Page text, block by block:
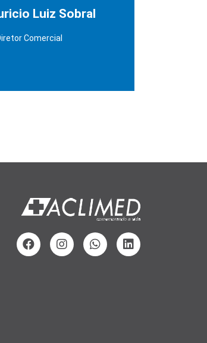
Luiz Sobral
Comercial